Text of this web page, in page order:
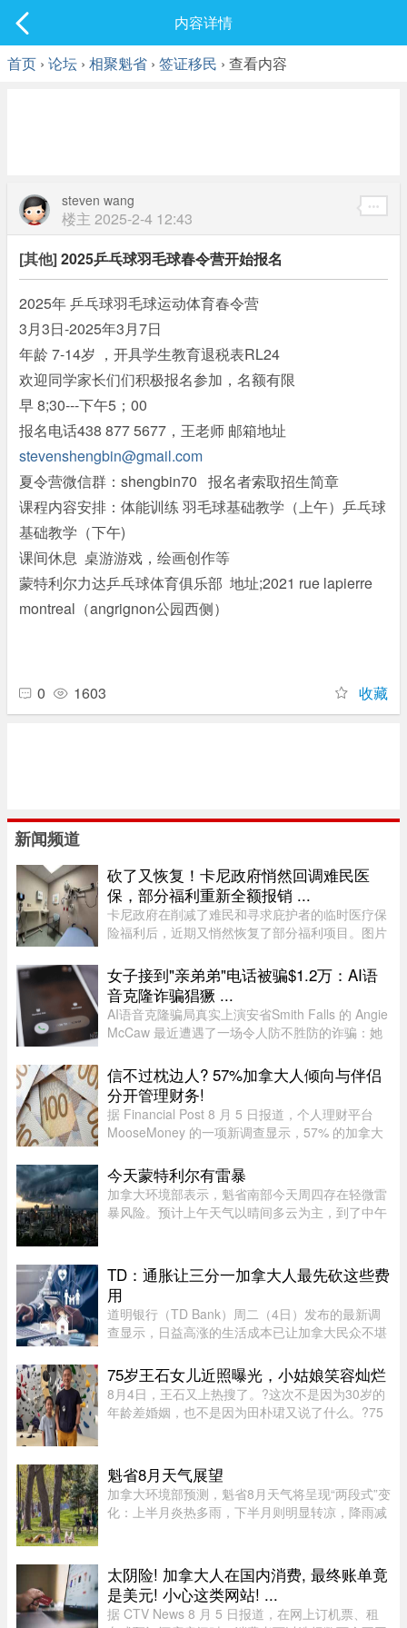
最新发表
内容详情
首页 › 论坛 › 相聚魁省 › 签证移民 › 查看内容
steven wang
楼主 2025-2-4 12:43
[其他]2025乒乓球羽毛球春令营开始报名
2025年 乒乓球羽毛球运动体育春令营
3月3日-2025年3月7日
年龄 7-14岁 ，开具学生教育退税表RL24
欢迎同学家长们们积极报名参加，名额有限
早 8;30---下午5；00
报名电话438 877 5677，王老师 邮箱地址
stevenshengbin@gmail.com
夏令营微信群：shengbin70 报名者索取招生简章
课程内容安排：体能训练 羽毛球基础教学（上午）乒乓球
基础教学（下午)
课间休息 桌游游戏，绘画创作等
蒙特利尔力达乒乓球体育俱乐部 地址;2021 rue lapierre
montreal（angrignon公园西侧）
0 1603 收藏
新闻频道
砍了又恢复！卡尼政府悄然回调难民医
保，部分福利重新全额报销 ...
卡尼政府在削减了难民和寻求庇护者的临时医疗保
险福利后，近期又悄然恢复了部分福利项目。图片
预算承诺削减资金，调整了为已安置的难民和等待
获得省或地区医保的庇护申 ...
女子接到"亲弟弟"电话被骗$1.2万：AI语
音克隆诈骗猖獗 ...
AI语音克隆骗局真实上演安省Smith Falls 的 Angie
McCaw 最近遭遇了一场令人防不胜防的诈骗：她
叫出了她弟弟的名字，连声音都几乎一模一
样。"电话那头听起来真的就是我 ...
信不过枕边人? 57%加拿大人倾向与伴侣
分开管理财务!
据 Financial Post 8 月 5 日报道，个人理财平台
MooseMoney 的一项新调查显示，57% 的加拿大
调查于 6 月收集了 639 名加拿大成年人的反馈，
发现在稳定关系中，最受欢 ...
今天蒙特利尔有雷暴
加拿大环境部表示，魁省南部今天周四存在轻微雷
暴风险。预计上午天气以晴间多云为主，到了中午
Mauricie地区下午也有可能受 ...
TD：通胀让三分一加拿大人最先砍这些费
用
道明银行（TD Bank）周二（4日）发布的最新调
查显示，日益高涨的生活成本已让加拿大民众不堪
Global News报道，道明保险（TD Insurance）的
数据指出，33%的加拿大民众为了节 ...
75岁王石女儿近照曝光，小姑娘笑容灿烂
8月4日，王石又上热搜了。?这次不是因为30岁的
年龄差婚姻，也不是因为田朴珺又说了什么。?75
都穿着攀岩装备，在岩壁上 ...
魁省8月天气展望
加拿大环境部预测，魁省8月天气将呈现“两段式”变
化：上半月炎热多雨，下半月则明显转凉，降雨减
平，而南部地区气温则略低 ...
太阴险! 加拿大人在国内消费, 最终账单竟
是美元! 小心这类网站! ...
据 CTV News 8 月 5 日报道，在网上订机票、租